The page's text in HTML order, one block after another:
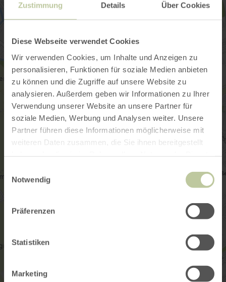
Zustimmung Details Über Cookies
Diese Webseite verwendet Cookies
Wir verwenden Cookies, um Inhalte und Anzeigen zu
personalisieren, Funktionen für soziale Medien anbieten
zu können und die Zugriffe auf unsere Website zu
analysieren. Außerdem geben wir Informationen zu Ihrer
Verwendung unserer Website an unsere Partner für
soziale Medien, Werbung und Analysen weiter. Unsere
Partner führen diese Informationen möglicherweise mit
weiteren Daten zusammen, die Sie ihnen bereitgestellt
Notwendig
Präferenzen
Statistiken
Marketing